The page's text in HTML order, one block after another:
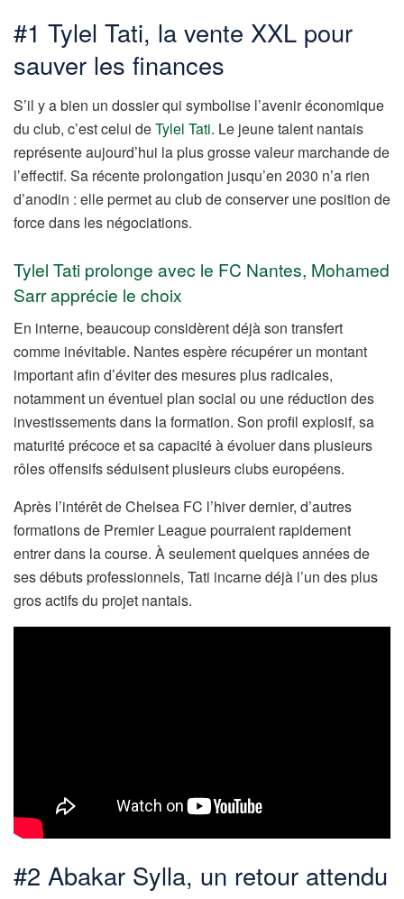
#1 Tylel Tati, la vente XXL pour
sauver les finances
S’il y a bien un dossier qui symbolise l’avenir économique
du club, c’est celui deTylel Tati. Le jeune talent nantais
représente aujourd’hui la plus grosse valeur marchande de
l’effectif. Sa récente prolongation jusqu’en 2030 n’a rien
d’anodin : elle permet au club de conserver une position de
force dans les négociations.
Tylel Tati prolonge avec le FC Nantes, Mohamed
Sarr apprécie le choix
En interne, beaucoup considèrent déjà son transfert
comme inévitable. Nantes espère récupérer un montant
important afin d’éviter des mesures plus radicales,
notamment un éventuel plan social ou une réduction des
investissements dans la formation. Son profil explosif, sa
maturité précoce et sa capacité à évoluer dans plusieurs
rôles offensifs séduisent plusieurs clubs européens.
Après l’intérêt de Chelsea FC l’hiver dernier, d’autres
formations de Premier League pourraient rapidement
entrer dans la course. À seulement quelques années de
ses débuts professionnels, Tati incarne déjà l’un des plus
gros actifs du projet nantais.
#2 Abakar Sylla, un retour attendu